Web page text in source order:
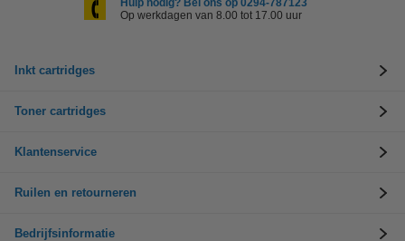
Hulp nodig? Bel ons op 0294-787123
Op werkdagen van 8.00 tot 17.00 uur
Inkt cartridges
Toner cartridges
Klantenservice
Ruilen en retourneren
Bedrijfsinformatie